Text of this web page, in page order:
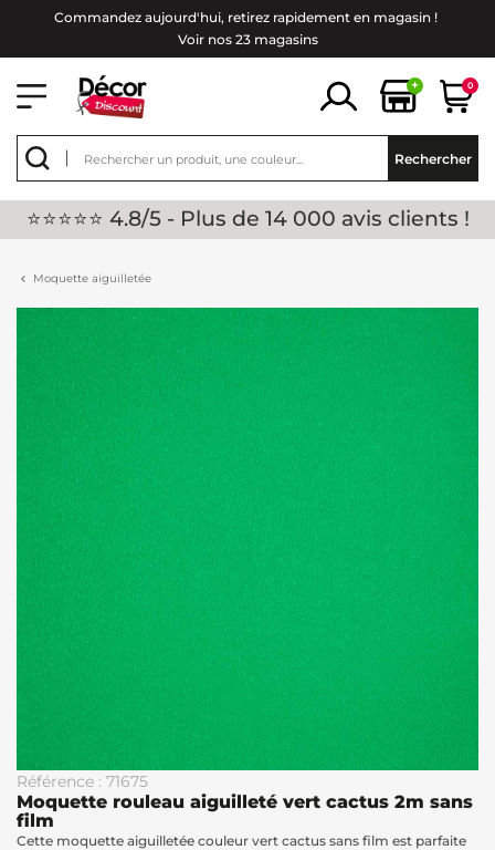
Commandez aujourd'hui, retirez rapidement en magasin !
Voir nos 23 magasins
+ 0
Rechercher
⭐⭐⭐⭐⭐ 4.8/5 - Plus de 14 000 avis clients !
Moquette aiguilletée
Référence : 71675
Moquette rouleau aiguilleté vert cactus 2m sans
film
Cette moquette aiguilletée couleur vert cactus sans film est parfaite